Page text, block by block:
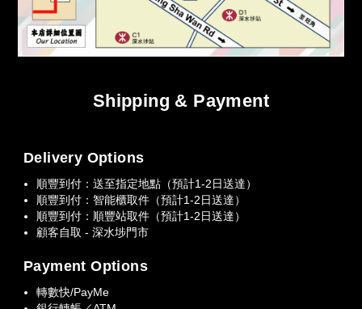
Shipping & Payment
Delivery Options
順豐到付：送至指定地點（預計1-2日送達）
順豐到付：智能櫃取件（預計1-2日送達）
順豐到付：順豐站取件（預計1-2日送達）
顧客自取 - 深水埗門市
Payment Options
轉數快/PayMe